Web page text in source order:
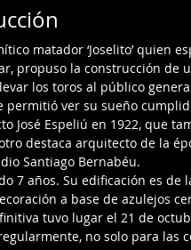
matador ‘Joselito’ quien
propuso la construcción de
los toros al público
permitió ver su sueño
José Espeliú en 1922, que
destaca arquitecto de la
Santiago Bernabéu.
7 años. Su edificación es
a base de azulejos
tuvo lugar el 21 de
no solo para las